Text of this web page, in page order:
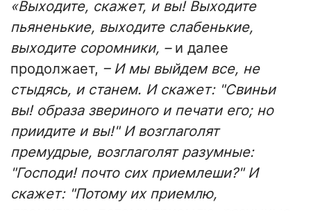
«Выходите, скажет, и вы! Выходите
пьяненькие, выходите слабенькие,
выходите соромники, –и далее
продолжает, – И мы выйдем все, не
стыдясь, и станем. И скажет: "Свиньи
вы! образа звериного и печати его; но
приидите и вы!" И возглаголят
премудрые, возглаголят разумные:
"Господи! почто сих приемлеши?" И
скажет: "Потому их приемлю,